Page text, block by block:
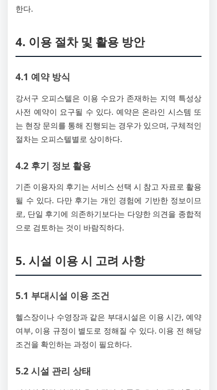
한다.
4. 이용 절차 및 활용 방안
4.1 예약 방식
강서구 오피스텔은 이용 수요가 존재하는 지역 특성상
사전 예약이 요구될 수 있다. 예약은 온라인 시스템 또
는 현장 문의를 통해 진행되는 경우가 있으며, 구체적인
절차는 오피스텔별로 상이하다.
4.2 후기 정보 활용
기존 이용자의 후기는 서비스 선택 시 참고 자료로 활용
될 수 있다. 다만 후기는 개인 경험에 기반한 정보이므
로, 단일 후기에 의존하기보다는 다양한 의견을 종합적
으로 검토하는 것이 바람직하다.
5. 시설 이용 시 고려 사항
5.1 부대시설 이용 조건
헬스장이나 수영장과 같은 부대시설은 이용 시간, 예약
여부, 이용 규정이 별도로 정해질 수 있다. 이용 전 해당
조건을 확인하는 과정이 필요하다.
5.2 시설 관리 상태